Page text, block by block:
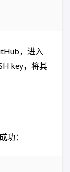
，进入
key，将其
功：